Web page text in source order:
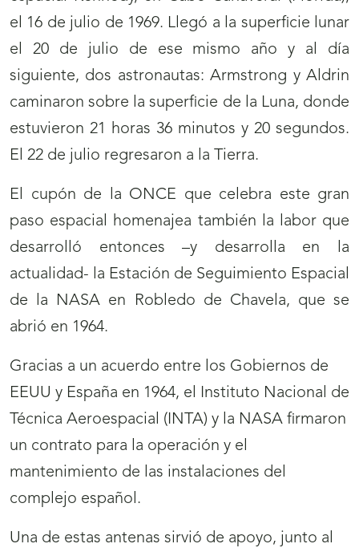
el 16 de julio de 1969. Llegó a la superficie lunar
el 20 de julio de ese mismo año y al día
siguiente, dos astronautas: Armstrong y Aldrin
caminaron sobre la superficie de la Luna, donde
estuvieron 21 horas 36 minutos y 20 segundos.
El 22 de julio regresaron a la Tierra.
El cupón de la ONCE que celebra este gran
paso espacial homenajea también la labor que
desarrolló entonces –y desarrolla en la
actualidad- la Estación de Seguimiento Espacial
de la NASA en Robledo de Chavela, que se
abrió en 1964.
Gracias a un acuerdo entre los Gobiernos de
EEUU y España en 1964, el Instituto Nacional de
Técnica Aeroespacial (INTA) y la NASA firmaron
un contrato para la operación y el
mantenimiento de las instalaciones del
complejo español.
Una de estas antenas sirvió de apoyo, junto al